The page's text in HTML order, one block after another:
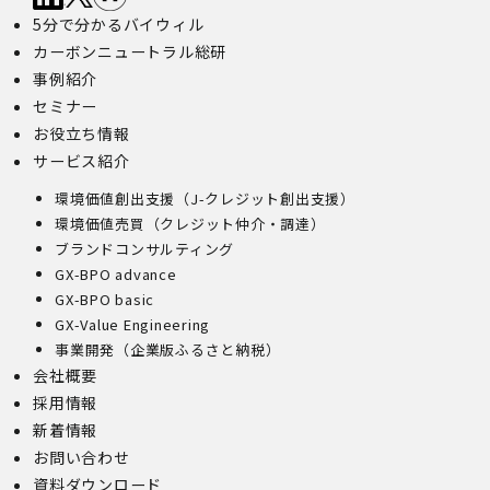
5分で分かるバイウィル
カーボンニュートラル総研
事例紹介
セミナー
お役立ち情報
サービス紹介
環境価値創出支援（J-クレジット創出支援）
環境価値売買（クレジット仲介・調達）
ブランドコンサルティング
GX-BPO advance
GX-BPO basic
GX-Value Engineering
事業開発（企業版ふるさと納税）
会社概要
採用情報
新着情報
お問い合わせ
資料ダウンロード